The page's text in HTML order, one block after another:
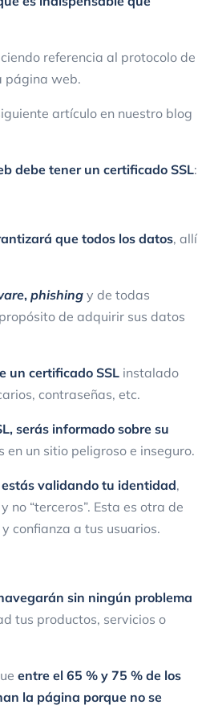
referencia al protocolo de
página web.
artículo en nuestro blog
debe tener un certificado SSL:
que todos los datos, allí
, phishing y de todas
de adquirir sus datos
un certificado SSL instalado
contraseñas, etc.
serás informado sobre su
un sitio peligroso e inseguro.
validando tu identidad,
“terceros”. Esta es otra de
confianza a tus usuarios.
sin ningún problema
tus productos, servicios o
entre el 65 % y 75 % de los
la página porque no se